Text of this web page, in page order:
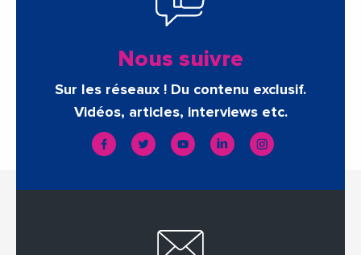
Nous suivre
Sur les réseaux ! Du contenu exclusif.
Vidéos, articles, interviews etc.